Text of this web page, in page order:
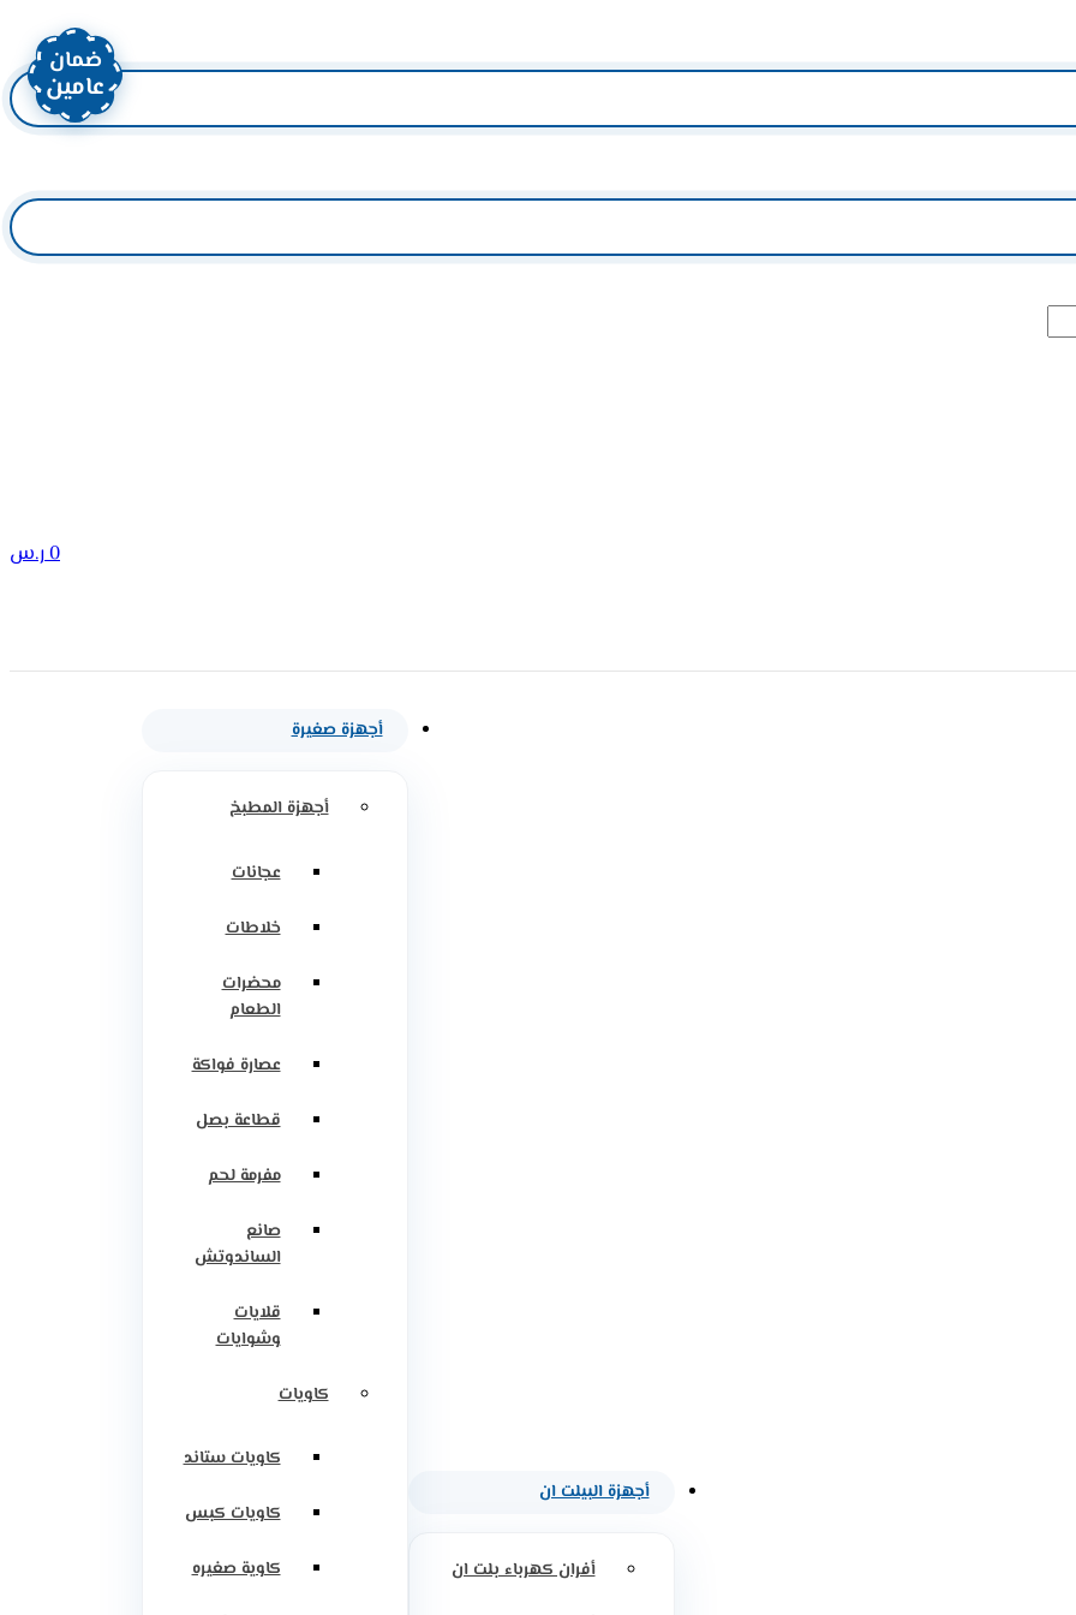
0ر.س
أجهزة البيلت ان
أفران كهرباء بلت ان
أجهزة صغيرة
أجهزة المطبخ
عجانات
خلاطات
محضرات
الطعام
عصارة فواكة
قطاعة بصل
مفرمة لحم
صانع
الساندوتش
قلايات
وشوايات
كاويات
كاويات ستاند
كاويات كبس
كاوية صغيره
ضمان
عامين